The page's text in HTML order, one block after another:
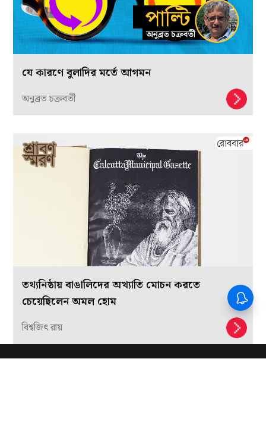
যে কারণে বুলাদির মর্তে আগমন
অনুব্রত চক্রবর্তী
তথ্যনিষ্ঠায় বাঙালিদের অখ্যাতি মোচন করতে
চেয়েছিলেন অমল হোম
বিশ্বজিৎ রায়